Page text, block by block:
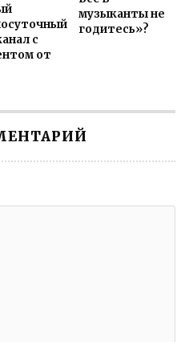
с
от
музыканты не
годитесь»?